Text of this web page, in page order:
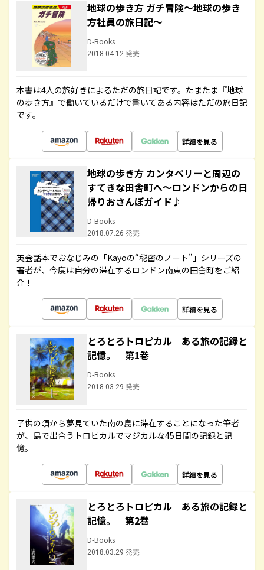
地球の歩き方 ガチ冒険～地球の歩き
方社員の旅日記～
D-Books
2018.04.12 発売
本書は4人の旅好きによるただの旅日記です。たまたま『地球
の歩き方』で働いているだけで書いてある内容はただの旅日記
です。
詳細を見る
地球の歩き方 カンタベリーと周辺の
すてきな田舎町へ～ロンドンからの日
帰りおさんぽガイド♪
D-Books
2018.07.26 発売
英会話本でおなじみの「Kayoの“秘密のノート”」シリーズの
著者が、今度は自分の滞在するロンドン南東の田舎町をご紹
介！
詳細を見る
とろとろトロピカル ある旅の記録と
記憶。 第1巻
D-Books
2018.03.29 発売
子供の頃から夢見ていた南の島に滞在することになった筆者
が、島で出合うトロピカルでマジカルな45日間の記録と記
憶。
詳細を見る
とろとろトロピカル ある旅の記録と
記憶。 第2巻
D-Books
2018.03.29 発売